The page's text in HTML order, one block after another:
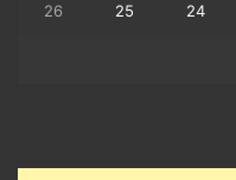
24
25
26